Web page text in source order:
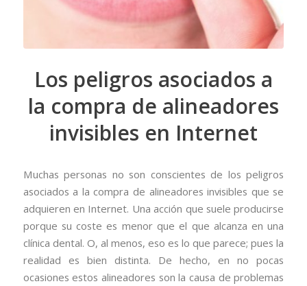
Los peligros asociados a
la compra de alineadores
invisibles en Internet
Muchas personas no son conscientes de los peligros
asociados a la compra de alineadores invisibles que se
adquieren en Internet. Una acción que suele producirse
porque su coste es menor que el que alcanza en una
clínica dental. O, al menos, eso es lo que parece; pues la
realidad es bien distinta. De hecho, en no pocas
ocasiones estos alineadores son la causa de problemas